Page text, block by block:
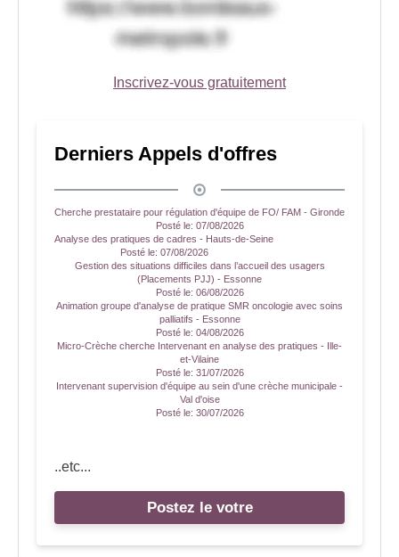
Inscrivez-vous gratuitement
Derniers Appels d'offres
Cherche prestataire pour régulation d'équipe de FO/ FAM - Gironde
Posté le: 07/08/2026
Analyse des pratiques de cadres - Hauts-de-Seine
Posté le: 07/08/2026
Gestion des situations difficiles dans l’accueil des usagers
(Placements PJJ) - Essonne
Posté le: 06/08/2026
Animation groupe d'analyse de pratique SMR oncologie avec soins
palliatifs - Essonne
Posté le: 04/08/2026
Micro-Crèche cherche Intervenant en analyse des pratiques - Ille-
et-Vilaine
Posté le: 31/07/2026
Intervenant supervision d'équipe au sein d'une crèche municipale -
Val d'oise
Posté le: 30/07/2026
..etc...
Postez le votre